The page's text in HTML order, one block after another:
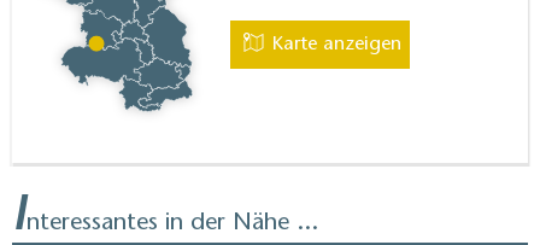
Karte anzeigen
Interessantes in der Nähe ...